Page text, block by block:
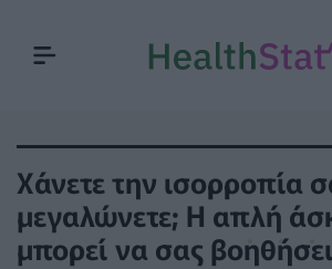
Χάνετε την ισορροπία
μεγαλώνετε; Η απλή
μπορεί να σας βοηθήσει